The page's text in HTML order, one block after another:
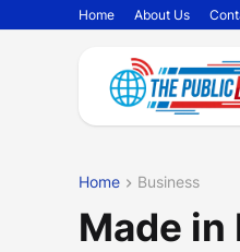
Home About Us
Home Business
Made in